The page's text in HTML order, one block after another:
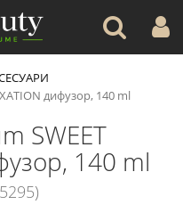
дифузор, 140 ml
SWEET
140 ml